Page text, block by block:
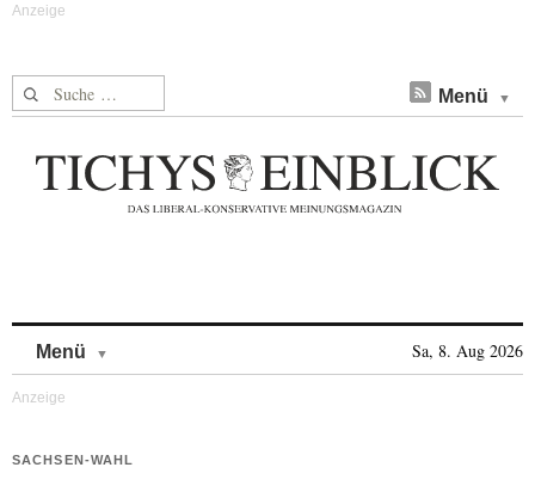
Suche nach: Menü
Menü Sa, 8. Aug 2026
SACHSEN-WAHL